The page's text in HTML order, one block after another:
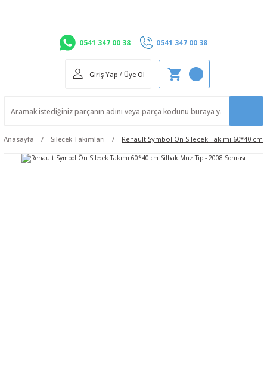
0541 347 00 38 0541 347 00 38
Giriş Yap / Üye Ol
Anasayfa Silecek Takımları Renault Symbol Ön Silecek Takımı 60*40 cm